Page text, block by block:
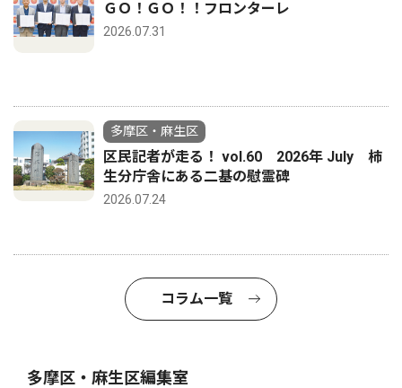
ＧＯ！ＧＯ！！フロンターレ
2026.07.31
多摩区・麻生区
区民記者が走る！ vol.60 2026年 July 柿
生分庁舎にある二基の慰霊碑
2026.07.24
コラム一覧
多摩区・麻生区編集室